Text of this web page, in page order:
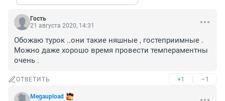
Гость
21 августа 2020, 14:31
Обожаю турок ..они такие няшные , гостеприимные .
Можно даже хорошо время провести темпераментны
очень .
ОТВЕТИТЬ +1 –1
Megaupload